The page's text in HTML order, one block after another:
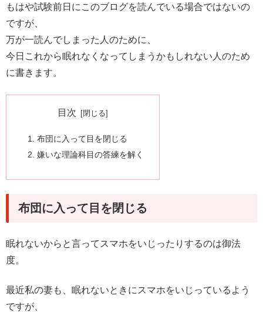
もはや試験前日にこのブログを読んでいる場合ではないの
ですが、
万が一読んでしまった人のために、
今日これから眠れなくなってしまうかもしれない人のため
に書きます。
目次
布団に入って目を閉じる
嫌いな理論科目の答練を解く
布団に入って目を閉じる
眠れないからと言ってスマホをいじったりするのは御法
度。
最近私の妻も、眠れないときにスマホをいじっているよう
ですが、